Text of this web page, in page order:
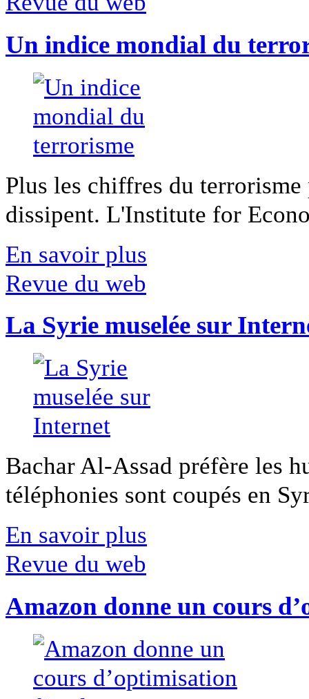
Un indice mondial du
Plus les chiffres du
dissipent. L'Institute for
En savoir plus
Revue du web
La Syrie muselée sur
Bachar Al-Assad préfère les
téléphonies sont coupés en
En savoir plus
Revue du web
Amazon donne un cours